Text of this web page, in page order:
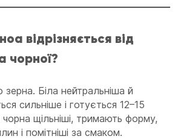
відрізняється від
чорної?
зерна. Біла нейтральніша й
сильніше і готується 12–15
щільніші, тримають форму,
і помітніші за смаком.